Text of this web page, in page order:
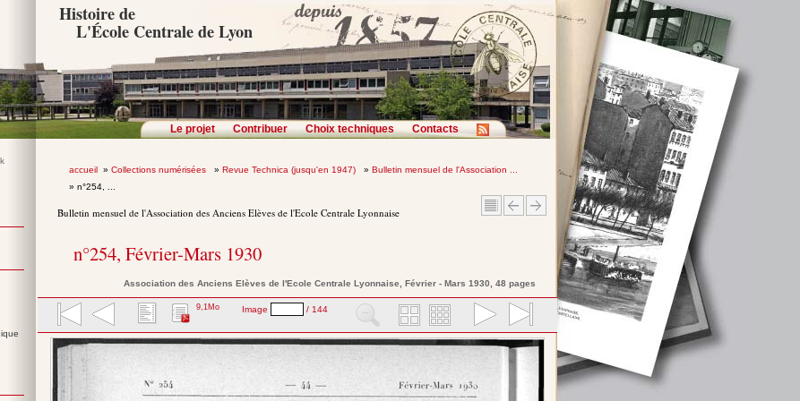
Histoire de
L'École Centrale de Lyon
Le projet Contribuer Choix techniques Contacts
accueil» Collections numérisées » Revue Technica (jusqu'en 1947) » Bulletin mensuel de l'Association ...
» n°254, ...
Bulletin mensuel de l'Association des Anciens Elèves de l'Ecole Centrale Lyonnaise
n°254, Février-Mars 1930
Association des Anciens Elèves de l'Ecole Centrale Lyonnaise, Février - Mars 1930, 48 pages
9,1Mo Image / 144